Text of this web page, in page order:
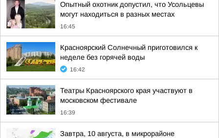
Опытный охотник допустил, что Усольцевы
могут находиться в разных местах
16:45
Красноярский Солнечный приготовился к
неделе без горячей воды
16:42
Театры Красноярского края участвуют в
московском фестивале
16:39
Завтра, 10 августа, в микрорайоне